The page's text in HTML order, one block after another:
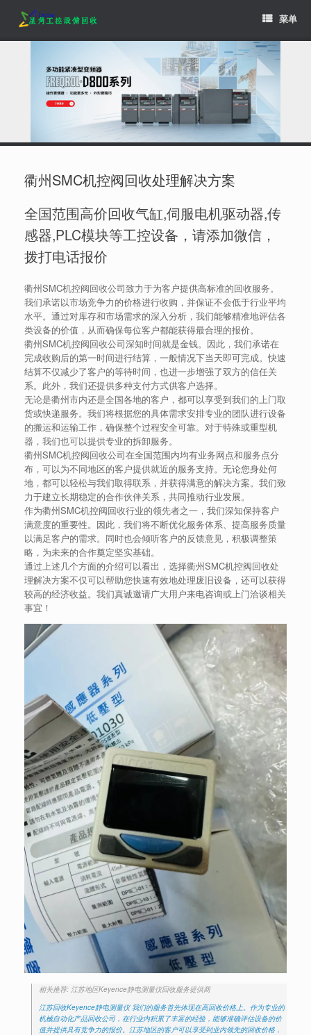
content
菜单
衢州SMC机控阀回收处理解决方案
全国范围高价回收气缸,伺服电机驱动器,传
感器,PLC模块等工控设备，请添加微信，
拨打电话报价
衢州SMC机控阀回收公司致力于为客户提供高标准的回收服务。
我们承诺以市场竞争力的价格进行收购，并保证不会低于行业平均
水平。通过对库存和市场需求的深入分析，我们能够精准地评估各
类设备的价值，从而确保每位客户都能获得最合理的报价。
衢州SMC机控阀回收公司深知时间就是金钱。因此，我们承诺在
完成收购后的第一时间进行结算，一般情况下当天即可完成。快速
结算不仅减少了客户的等待时间，也进一步增强了双方的信任关
系。此外，我们还提供多种支付方式供客户选择。
无论是衢州市内还是全国各地的客户，都可以享受到我们的上门取
货或快递服务。我们将根据您的具体需求安排专业的团队进行设备
的搬运和运输工作，确保整个过程安全可靠。对于特殊或重型机
器，我们也可以提供专业的拆卸服务。
衢州SMC机控阀回收公司在全国范围内均有业务网点和服务点分
布，可以为不同地区的客户提供就近的服务支持。无论您身处何
地，都可以轻松与我们取得联系，并获得满意的解决方案。我们致
力于建立长期稳定的合作伙伴关系，共同推动行业发展。
作为衢州SMC机控阀回收行业的领先者之一，我们深知保持客户
满意度的重要性。因此，我们将不断优化服务体系、提高服务质量
以满足客户的需求。同时也会倾听客户的反馈意见，积极调整策
略，为未来的合作奠定坚实基础。
通过上述几个方面的介绍可以看出，选择衢州SMC机控阀回收处
理解决方案不仅可以帮助您快速有效地处理废旧设备，还可以获得
较高的经济收益。我们真诚邀请广大用户来电咨询或上门洽谈相关
事宜！
相关推荐: 江苏地区Keyence静电测量仪回收服务提供商
江苏回收Keyence静电测量仪 我们的服务首先体现在高回收价格上。作为专业的
机械自动化产品回收公司，在行业内积累了丰富的经验，能够准确评估设备的价
值并提供具有竞争力的报价。江苏地区的客户可以享受到业内领先的回收价格，